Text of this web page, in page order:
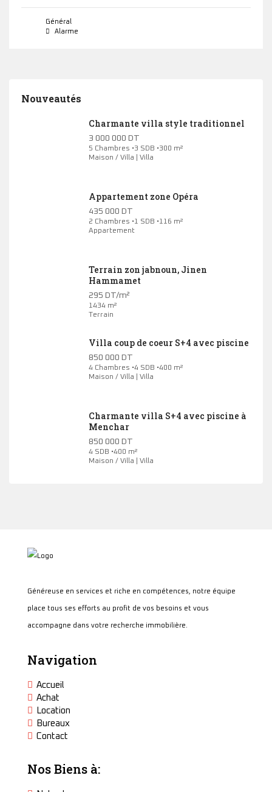
Général
Alarme
Nouveautés
Charmante villa style traditionnel
3 000 000 DT
5 Chambres •3 SDB •300 m²
Maison / Villa | Villa
Appartement zone Opéra
435 000 DT
2 Chambres •1 SDB •116 m²
Appartement
Terrain zon jabnoun, Jinen
Hammamet
295 DT/m²
1434 m²
Terrain
Villa coup de coeur S+4 avec piscine
850 000 DT
4 Chambres •4 SDB •400 m²
Maison / Villa | Villa
Charmante villa S+4 avec piscine à
Menchar
850 000 DT
4 SDB •400 m²
Maison / Villa | Villa
Généreuse en services et riche en compétences, notre équipe
place tous ses efforts au profit de vos besoins et vous
accompagne dans votre recherche immobilière.
Navigation
Accueil
Achat
Location
Bureaux
Contact
Nos Biens à: